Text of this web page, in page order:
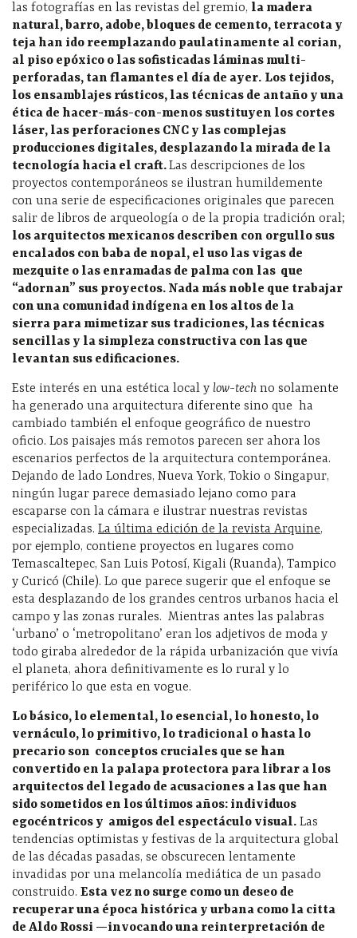
las fotografías en las revistas del gremio, la madera
natural, barro, adobe, bloques de cemento, terracota y
teja han ido reemplazando paulatinamente al corian,
al piso epóxico o las sofisticadas láminas multi-
perforadas, tan flamantes el día de ayer. Los tejidos,
los ensamblajes rústicos, las técnicas de antaño y una
ética de hacer-más-con-menos sustituyen los cortes
láser, las perforaciones CNC y las complejas
producciones digitales, desplazando la mirada de la
tecnología hacia el craft.Las descripciones de los
proyectos contemporáneos se ilustran humildemente
con una serie de especificaciones originales que parecen
salir de libros de arqueología o de la propia tradición oral;
los arquitectos mexicanos describen con orgullo sus
encalados con baba de nopal, el uso las vigas de
mezquite o las enramadas de palma con las que
“adornan” sus proyectos. Nada más noble que trabajar
con una comunidad indígena en los altos de la
sierra para mimetizar sus tradiciones, las técnicas
sencillas y la simpleza constructiva con las que
levantan sus edificaciones.
Este interés en una estética local y low-tech no solamente
ha generado una arquitectura diferente sino que ha
cambiado también el enfoque geográfico de nuestro
oficio. Los paisajes más remotos parecen ser ahora los
escenarios perfectos de la arquitectura contemporánea.
Dejando de lado Londres, Nueva York, Tokio o Singapur,
ningún lugar parece demasiado lejano como para
escaparse con la cámara e ilustrar nuestras revistas
especializadas. La última edición de la revista Arquine,
por ejemplo, contiene proyectos en lugares como
Temascaltepec, San Luis Potosí, Kigali (Ruanda), Tampico
y Curicó (Chile). Lo que parece sugerir que el enfoque se
esta desplazando de los grandes centros urbanos hacia el
campo y las zonas rurales. Mientras antes las palabras
‘urbano’ o ‘metropolitano’ eran los adjetivos de moda y
todo giraba alrededor de la rápida urbanización que vivía
el planeta, ahora definitivamente es lo rural y lo
periférico lo que esta en vogue.
Lo básico, lo elemental, lo esencial, lo honesto, lo
vernáculo, lo primitivo, lo tradicional o hasta lo
precario son conceptos cruciales que se han
convertido en la palapa protectora para librar a los
arquitectos del legado de acusaciones a las que han
sido sometidos en los últimos años: individuos
egocéntricos y amigos del espectáculo visual. Las
tendencias optimistas y festivas de la arquitectura global
de las décadas pasadas, se obscurecen lentamente
invadidas por una melancolía mediática de un pasado
construido. Esta vez no surge como un deseo de
recuperar una época histórica y urbana como la citta
de Aldo Rossi —invocando una reinterpretación de